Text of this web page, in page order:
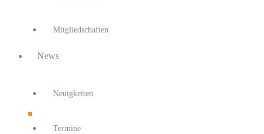
Mitgliedschaften
News
Neuigkeiten
Termine